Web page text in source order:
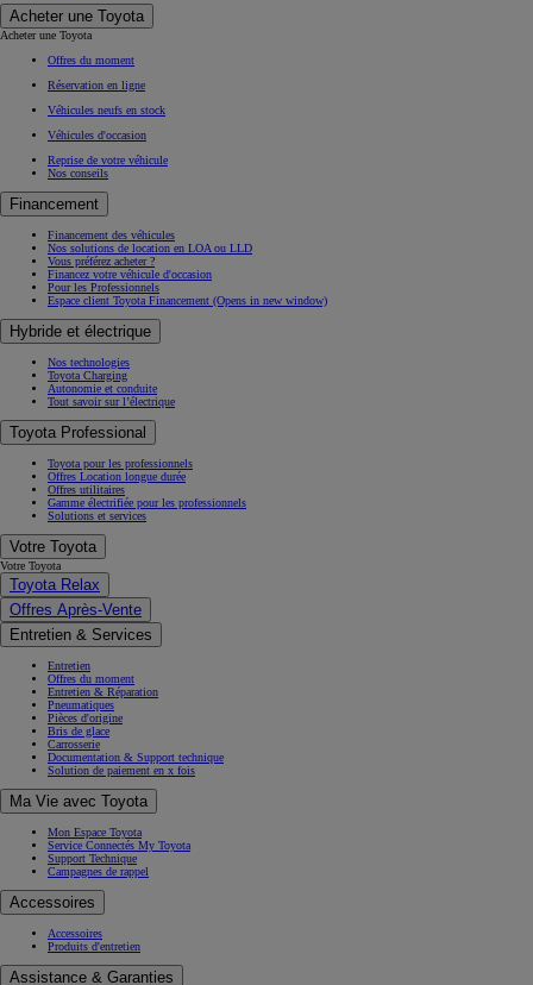
Acheter une Toyota
Acheter une Toyota
Offres du moment
Réservation en ligne
Véhicules neufs en stock
Véhicules d'occasion
Reprise de votre véhicule
Nos conseils
Financement
Financement des véhicules
Nos solutions de location en LOA ou LLD
Vous préférez acheter ?
Financez votre véhicule d'occasion
Pour les Professionnels
Espace client Toyota Financement (Opens in new window)
Hybride et électrique
Nos technologies
Toyota Charging
Autonomie et conduite
Tout savoir sur l’électrique
Toyota Professional
Toyota pour les professionnels
Offres Location longue durée
Offres utilitaires
Gamme électrifiée pour les professionnels
Solutions et services
Votre Toyota
Votre Toyota
Toyota Relax
Offres Après-Vente
Entretien & Services
Entretien
Offres du moment
Entretien & Réparation
Pneumatiques
Pièces d'origine
Bris de glace
Carrosserie
Documentation & Support technique
Solution de paiement en x fois
Ma Vie avec Toyota
Mon Espace Toyota
Service Connectés My Toyota
Support Technique
Campagnes de rappel
Accessoires
Accessoires
Produits d'entretien
Assistance & Garanties